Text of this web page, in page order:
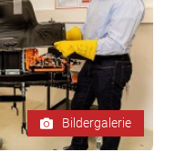
Bildergalerie